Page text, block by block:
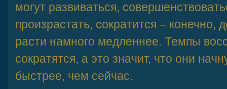
могут развиваться,
произрастать, сократится – конечно,
расти намного медленнее. Темпы
сократятся, а это значит, что они
быстрее, чем сейчас.